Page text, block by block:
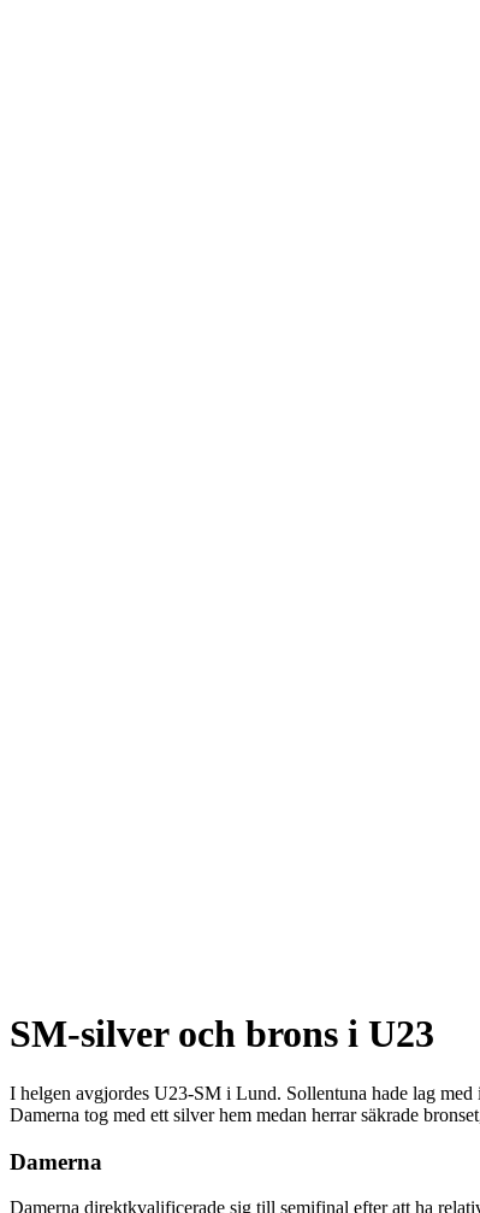
SM-silver och brons i U23
I helgen avgjordes U23-SM i Lund. Sollentuna hade lag med
Damerna tog med ett silver hem medan herrar säkrade
Damerna
Damerna direktkvalificerade sig till semifinal efter att ha